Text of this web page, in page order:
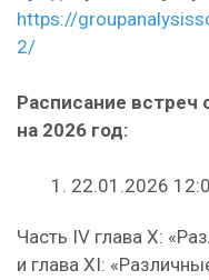
https://
2/
Расписание
на 2026 год:
22.01.2026
Часть IV глава X:
и глава XI: